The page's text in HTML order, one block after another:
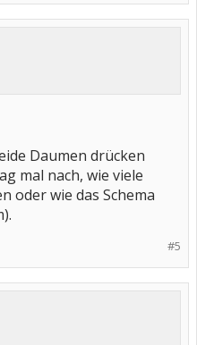
Daumen drücken
mal nach, wie viele
oder wie das Schema
#5